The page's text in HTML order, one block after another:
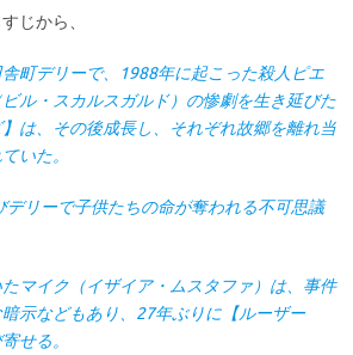
じから、
町デリーで、1988年に起こった殺人ピエ
ル・スカルスガルド）の惨劇を生き延びた
は、その後成長し、それぞれ故郷を離れ当
いた。
デリーで子供たちの命が奪われる不可思議
マイク（イザイア・ムスタファ）は、事件
示などもあり、27年ぶりに【ルーザー
せる。